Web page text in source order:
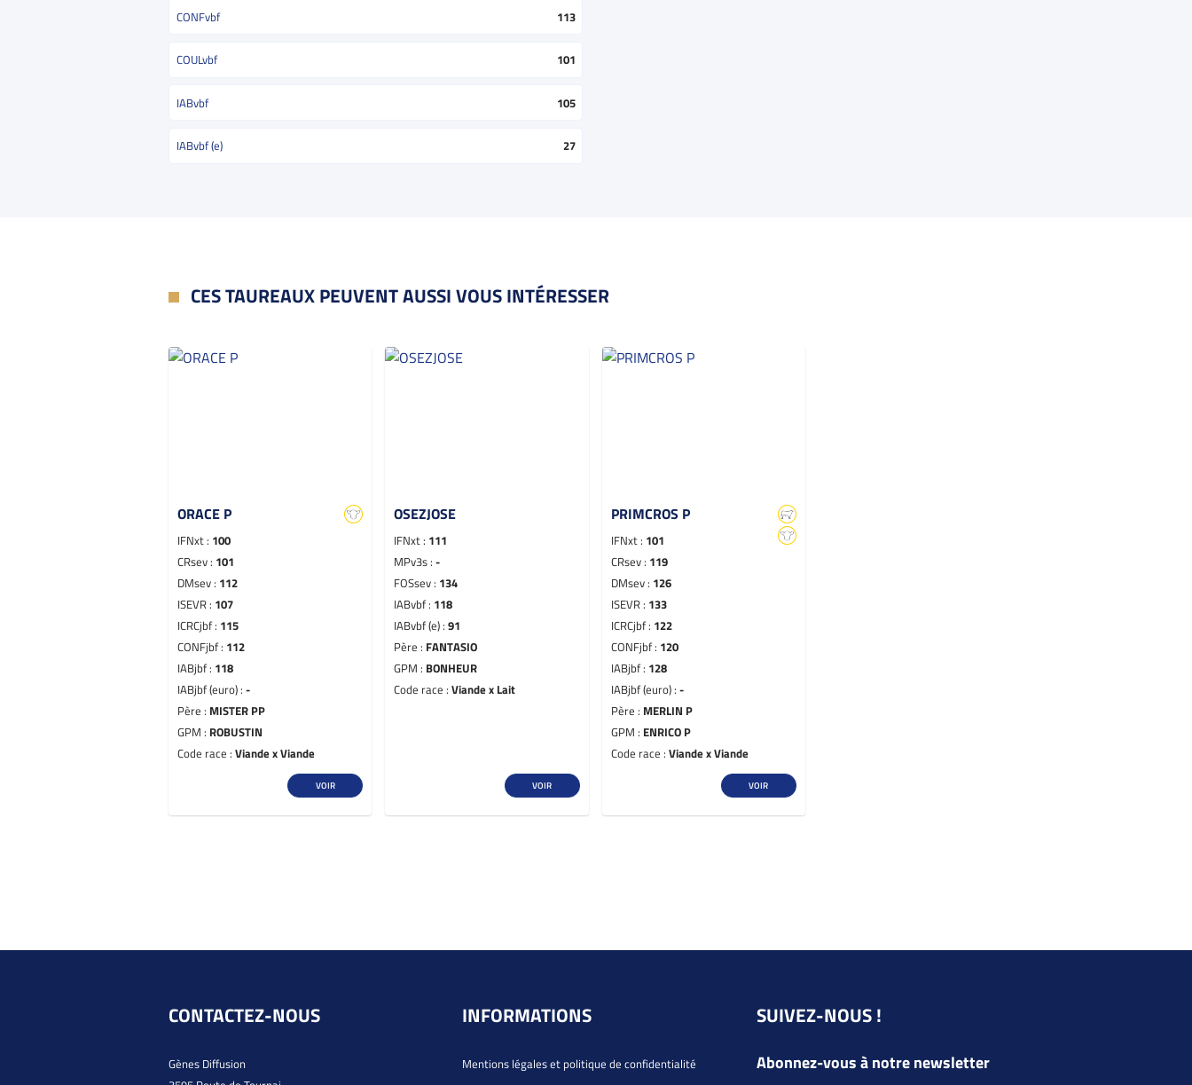
CONFvbf 113
COULvbf 101
IABvbf 105
IABvbf (e) 27
CES TAUREAUX PEUVENT AUSSI VOUS INTÉRESSER
ORACE P
IFNxt : 100
CRsev : 101
DMsev : 112
ISEVR : 107
ICRCjbf : 115
CONFjbf : 112
IABjbf : 118
IABjbf (euro) :-
Père : MISTER PP
GPM : ROBUSTIN
Code race :Viande x Viande
VOIR
OSEZJOSE
IFNxt : 111
MPv3s :-
FOSsev : 134
IABvbf : 118
IABvbf (e) :91
Père : FANTASIO
GPM : BONHEUR
Code race :Viande x Lait
VOIR
PRIMCROS P
IFNxt : 101
CRsev : 119
DMsev : 126
ISEVR : 133
ICRCjbf : 122
CONFjbf : 120
IABjbf : 128
IABjbf (euro) : -
Père : MERLIN P
GPM : ENRICO P
Code race : Viande x Viande
VOIR
CONTACTEZ-NOUS
Gènes Diffusion
INFORMATIONS
Mentions légales et politique de confidentialité
SUIVEZ-NOUS !
Abonnez-vous à notre newsletter